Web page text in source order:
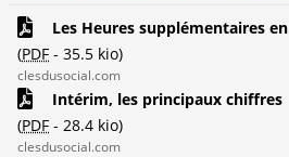
Les Heures supplémentaires
(PDF - 35.5 kio)
clesdusocial.com
Intérim, les principaux chiffres
(PDF - 28.4 kio)
clesdusocial.com